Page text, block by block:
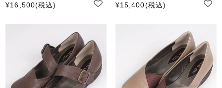
¥16,500(税込)
¥15,400(税込)